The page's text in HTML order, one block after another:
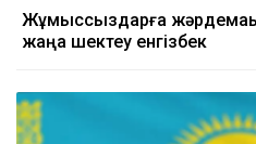
Жұмыссыздарға жәрдемақы
жаңа шектеу енгізбек